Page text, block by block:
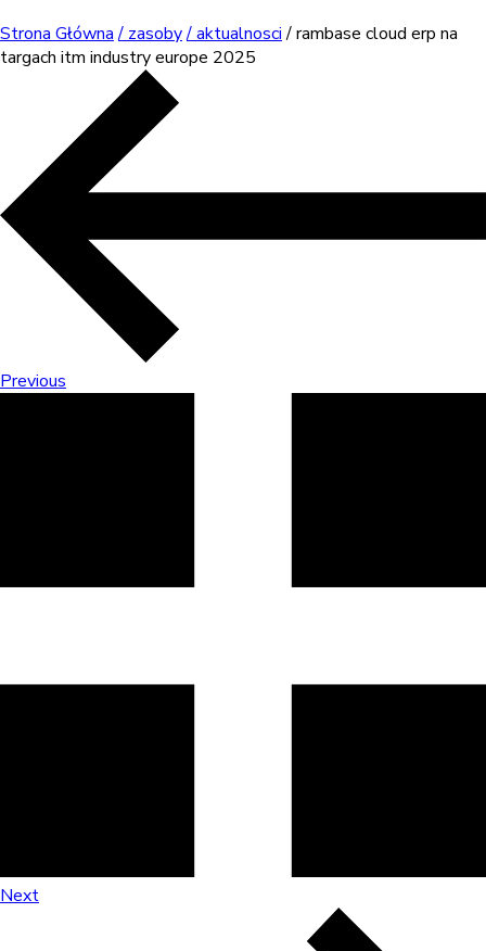
Strona Główna / zasoby/ aktualnosci/ rambase cloud erp na
targach itm industry europe 2025
Previous
Next